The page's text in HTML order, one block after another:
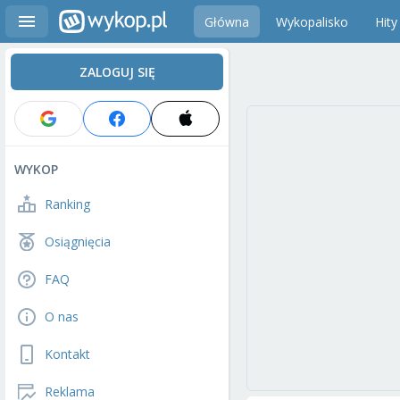
Główna Wykopalisko Hity
ZALOGUJ SIĘ
WYKOP
Ranking
Osiągnięcia
FAQ
O nas
Kontakt
Reklama